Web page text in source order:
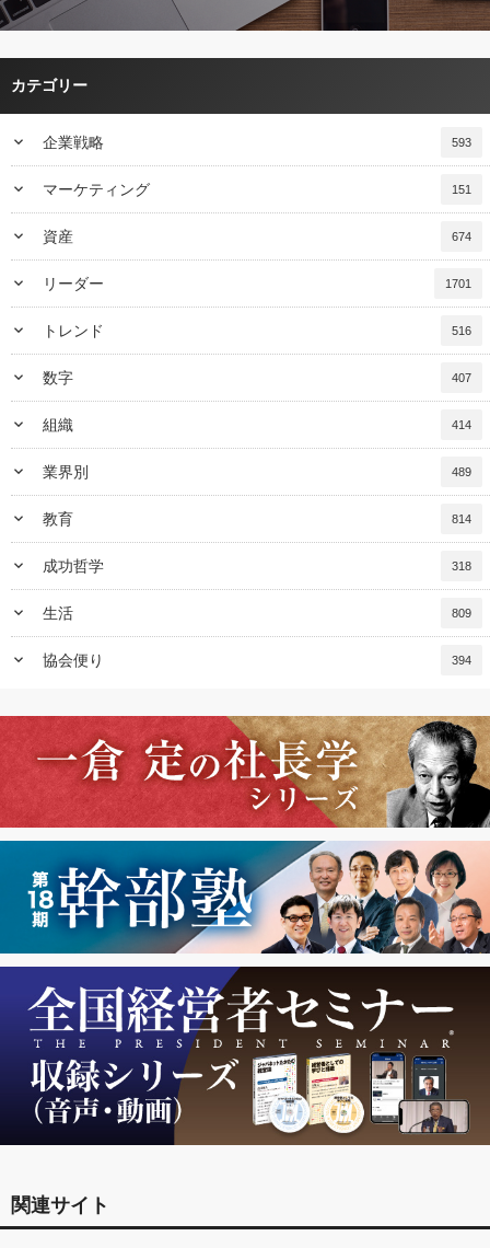
カテゴリー
keyboard_arrow_down 企業戦略 593
keyboard_arrow_down マーケティング 151
keyboard_arrow_down 資産 674
keyboard_arrow_down リーダー 1701
keyboard_arrow_down トレンド 516
keyboard_arrow_down 数字 407
keyboard_arrow_down 組織 414
keyboard_arrow_down 業界別 489
keyboard_arrow_down 教育 814
keyboard_arrow_down 成功哲学 318
keyboard_arrow_down 生活 809
keyboard_arrow_down 協会便り 394
関連サイト